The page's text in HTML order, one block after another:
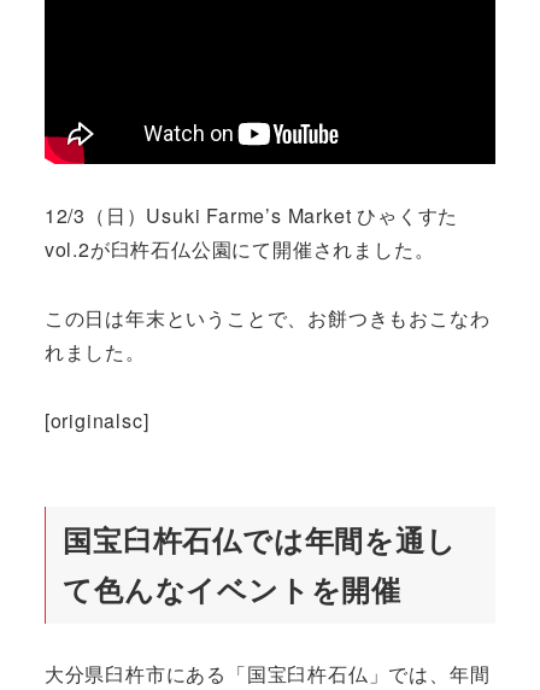
12/3（日）Usuki Farme’s Market ひゃくすた
vol.2が臼杵石仏公園にて開催されました。
この日は年末ということで、お餅つきもおこなわ
れました。
[originalsc]
国宝臼杵石仏では年間を通し
て色んなイベントを開催
大分県臼杵市にある「国宝臼杵石仏」では、年間